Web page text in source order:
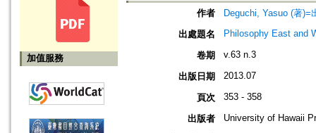
加值服務
作者
Deguchi, Yasuo (著)=
出處題名
Philosophy East and
卷期 v.63 n.3
出版日期 2013.07
頁次 353 - 358
出版者 University of Hawaii